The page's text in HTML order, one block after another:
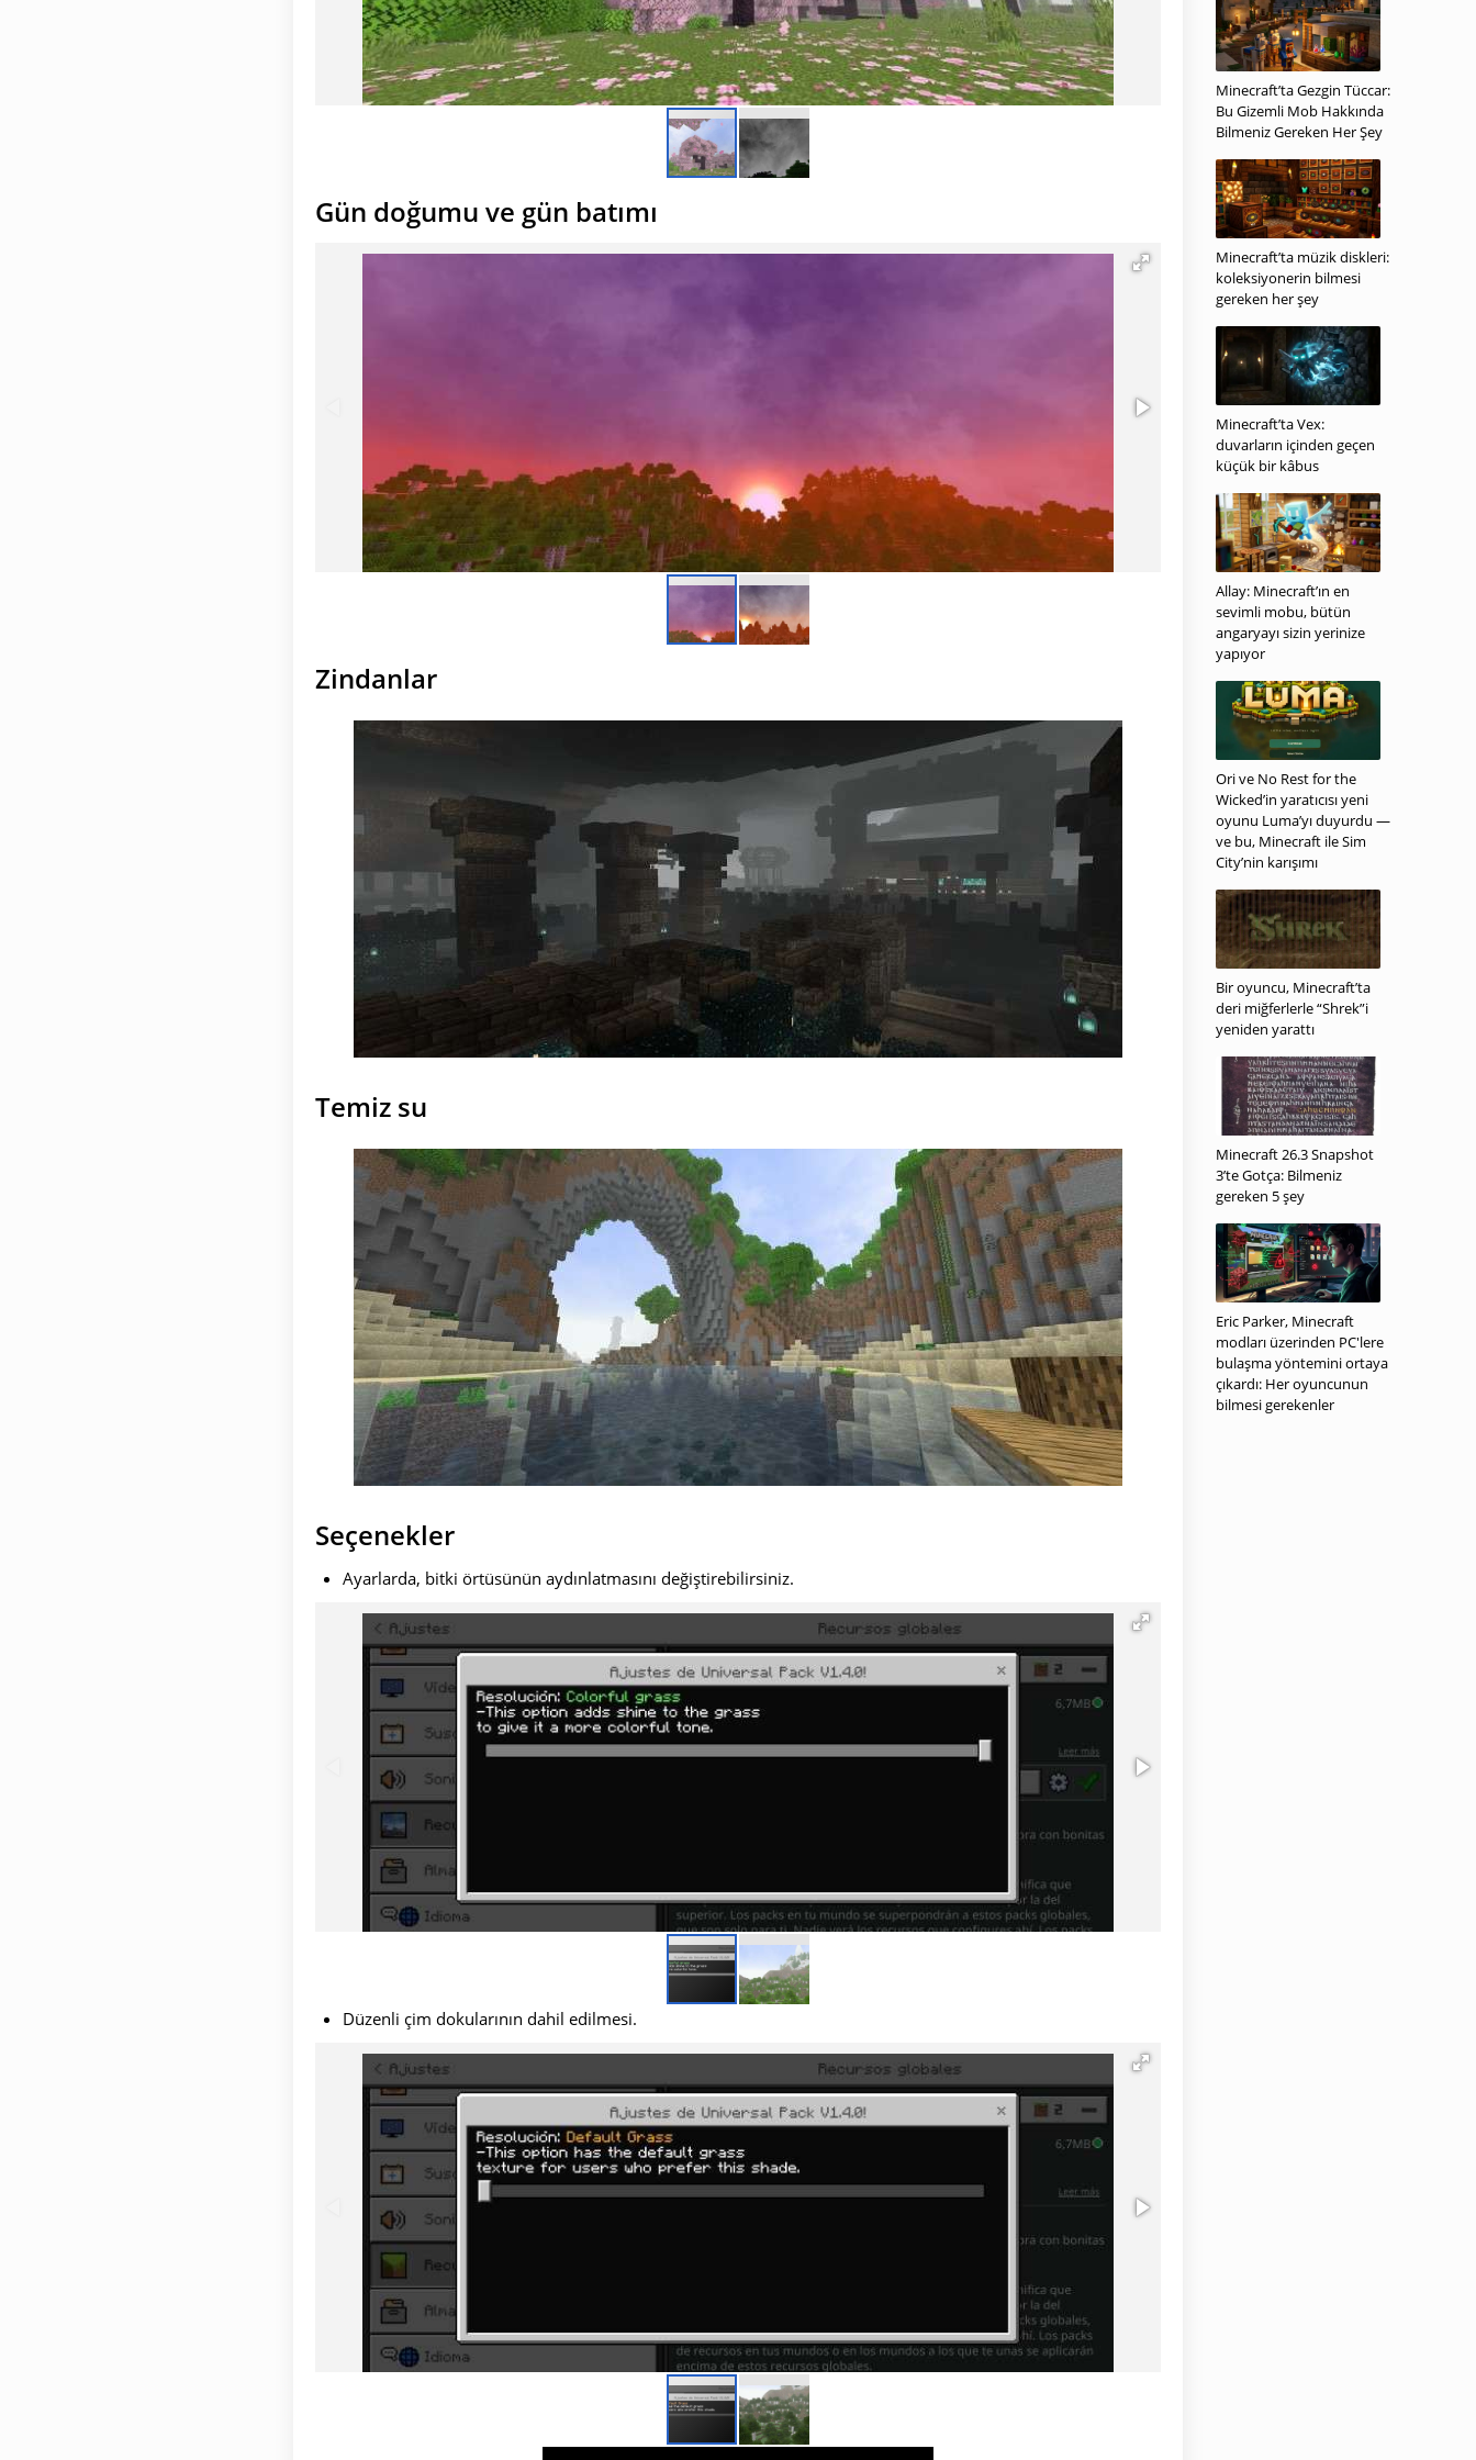
Gün doğumu ve gün batımı
Zindanlar
Temiz su
Seçenekler
Ayarlarda, bitki örtüsünün aydınlatmasını değiştirebilirsiniz.
Düzenli çim dokularının dahil edilmesi.
Minecraft’ta Gezgin Tüccar:
Bu Gizemli Mob Hakkında
Bilmeniz Gereken Her Şey
Minecraft’ta müzik diskleri:
koleksiyonerin bilmesi
gereken her şey
Minecraft’ta Vex:
duvarların içinden geçen
küçük bir kâbus
Allay: Minecraft’ın en
sevimli mobu, bütün
angaryayı sizin yerinize
yapıyor
Ori ve No Rest for the
Wicked’in yaratıcısı yeni
oyunu Luma’yı duyurdu —
ve bu, Minecraft ile Sim
City’nin karışımı
Bir oyuncu, Minecraft’ta
deri miğferlerle “Shrek”i
yeniden yarattı
Minecraft 26.3 Snapshot
3’te Gotça: Bilmeniz
gereken 5 şey
Eric Parker, Minecraft
modları üzerinden PC'lere
bulaşma yöntemini ortaya
çıkardı: Her oyuncunun
bilmesi gerekenler